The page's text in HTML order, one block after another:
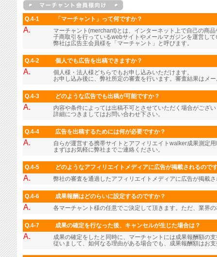
Q.4-1 「マーチャント」って何ですか？
A.
マーチャント(merchant)とは、インターネット上で自己の商
子商取引を行っているwebサイトやメールマガジンを運営し
弊社は広告主会員様を「マーチャント」と呼びます。
Q.4-2 個人でも広告を出稿できますか？
A.
個人様・法人様どちらでもお申し込みいただけます。
お申し込み後に、弊社所定の審査を行います。審査結果はメ
Q.4-3 どのような広告でも出稿が可能ですか？
A.
内容や条件によっては出稿不可とさせていただく場合がござ
詳細につきましてはお問い合わせ下さい。
Q.4-4 広告を出稿するためには何が必要ですか？
A.
自らが運営する携帯サイトとアフィリエイトwalker成果測定
まずはお気軽に弊社までご連絡ください。
Q.4-5 どのようなアフィリエイトメディアに広告が掲載されるので
A. 弊社の審査を通過したアフィリエイトメディアに広告が掲載
Q.4-6 成果報酬はどのらいに設定するのですか？
A. 各マーチャント様の任意でご決定して頂きます。ただ、業界
Q.4-7 成果の確定を行なった後、キャンセルが生じた場合は？
A.
成果の確定をしたと同時に、マーチャントには成果報酬額の
従いまして、如何なる理由がある場合でも、成果報酬額はお